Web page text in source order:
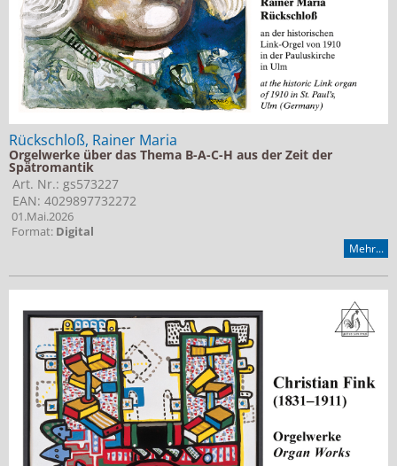
Rückschloß, Rainer Maria
Orgelwerke über das Thema B-A-C-H aus der Zeit der
Spätromantik
Art. Nr.: gs573227
EAN: 4029897732272
01.Mai.2026
Format: Digital
Mehr...